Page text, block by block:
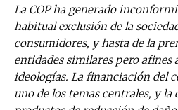
La COP ha generado
habitual exclusión de la
consumidores, y hasta de la
entidades similares pero afines
ideologías. La financiación del
uno de los temas centrales, y la